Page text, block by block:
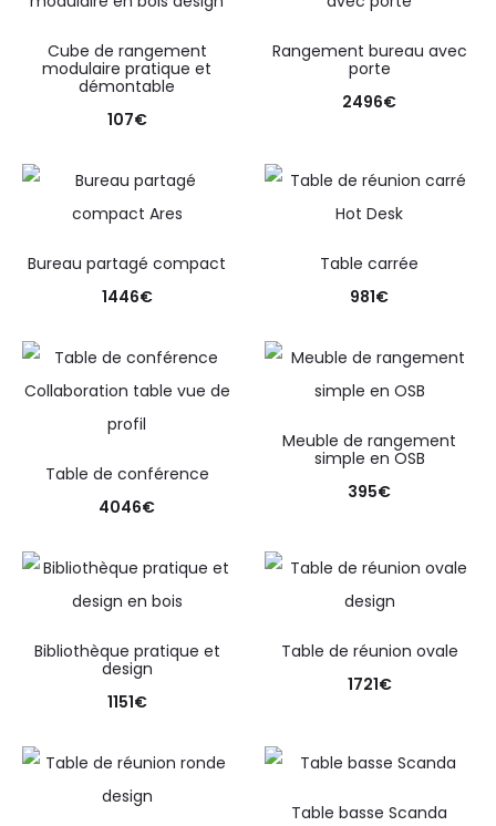
Cube de rangement
modulaire pratique et
démontable
107€
Rangement bureau avec
porte
2496€
Bureau partagé compact
1446€
Table carrée
981€
Table de conférence
4046€
Meuble de rangement
simple en OSB
395€
Bibliothèque pratique et
design
1151€
Table de réunion ovale
1721€
Table basse Scanda